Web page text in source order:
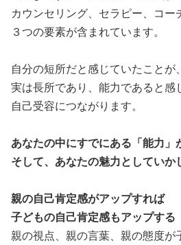
カウンセリング、セラピー、コー
３つの要素が含まれています。
自分の短所だと感じていたことが、
実は長所であり、能力であると感
自己受容につながります。
あなたの中にすでにある「能力」
そして、あなたの魅力としていか
親の自己肯定感がアップすれば
子どもの自己肯定感もアップする
親の視点、親の言葉、親の態度が